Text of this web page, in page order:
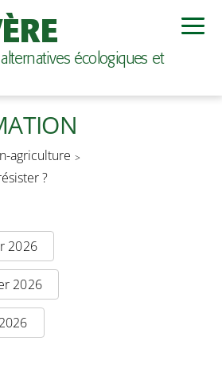
écologiques et
agriculture
?
2026
2026